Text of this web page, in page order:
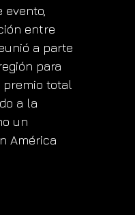
evento,
entre
a parte
para
total
a la
un
América